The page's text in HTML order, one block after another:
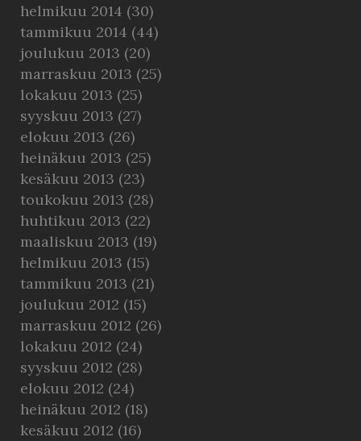
helmikuu 2014 (30)
tammikuu 2014 (44)
joulukuu 2013 (20)
marraskuu 2013 (25)
lokakuu 2013 (25)
syyskuu 2013 (27)
elokuu 2013 (26)
heinäkuu 2013 (25)
kesäkuu 2013 (23)
toukokuu 2013 (28)
huhtikuu 2013 (22)
maaliskuu 2013 (19)
helmikuu 2013 (15)
tammikuu 2013 (21)
joulukuu 2012 (15)
marraskuu 2012 (26)
lokakuu 2012 (24)
syyskuu 2012 (28)
elokuu 2012 (24)
heinäkuu 2012 (18)
kesäkuu 2012 (16)